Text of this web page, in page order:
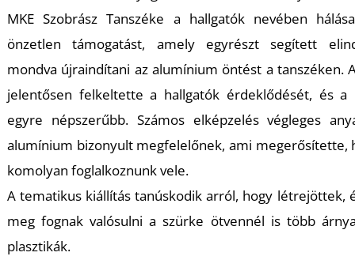
MKE Szobrász Tanszéke a hallgatók nevében
önzetlen támogatást, amely egyrészt segített
mondva újraindítani az alumínium öntést a tanszéken.
jelentősen felkeltette a hallgatók érdeklődését, és
egyre népszerűbb. Számos elképzelés végleges
alumínium bizonyult megfelelőnek, ami megerősítette,
komolyan foglalkoznunk vele.
A tematikus kiállítás tanúskodik arról, hogy létrejöttek,
meg fognak valósulni a szürke ötvennél is több
plasztikák.